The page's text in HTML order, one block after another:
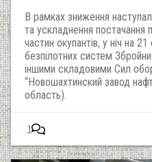
В рамках зниження
та ускладнення постачання
частин окупантів, у ніч на
безпілотних систем
іншими складовими Сил
“Новошахтинский завод
область).
1